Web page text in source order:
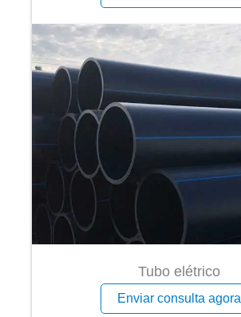
Tubo elétrico
Enviar consulta agora